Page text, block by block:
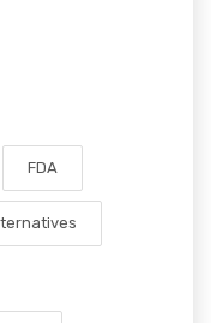
FDA